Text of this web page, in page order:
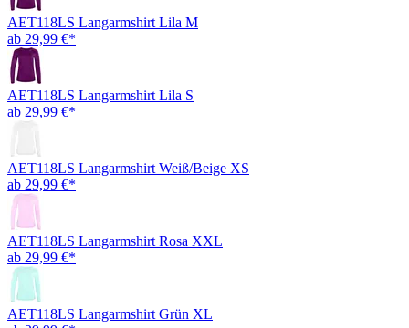
AET118LS Langarmshirt Lila M
ab 29,99 €*
AET118LS Langarmshirt Lila S
ab 29,99 €*
AET118LS Langarmshirt Weiß/Beige XS
ab 29,99 €*
AET118LS Langarmshirt Rosa XXL
ab 29,99 €*
AET118LS Langarmshirt Grün XL